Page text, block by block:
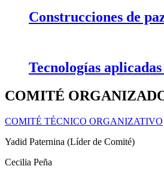
Construcciones de
Tecnologías
COMITÉ
COMITÉ TÉCNICO ORGANIZATIVO
Yadid Paternina (Líder de Comité)
Cecilia Peña